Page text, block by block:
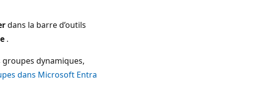
dans la barre d’outils
.
dynamiques,
dans Microsoft Entra